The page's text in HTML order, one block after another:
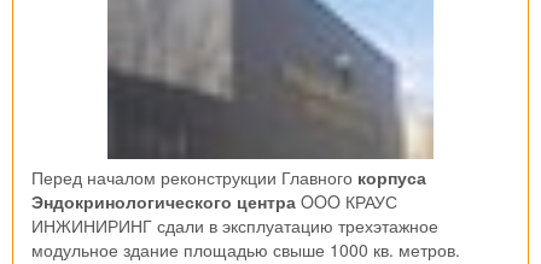
Перед началом реконструкции Главного корпуса
Эндокринологического центра OOO КРАУС
ИНЖИНИРИНГ сдали в эксплуатацию трехэтажное
модульное здание площадью свыше 1000 кв. метров.